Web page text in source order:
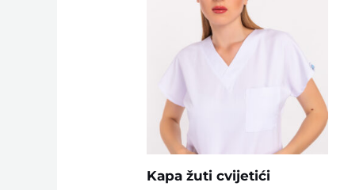
Kapa žuti cvijetići